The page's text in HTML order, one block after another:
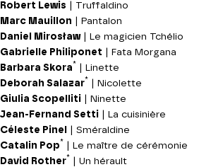
Robert Lewis | Truffaldino
Marc Mauillon | Pantalon
Daniel Mirosław| Le magicien Tchélio
Gabrielle Philiponet | Fata Morgana
Barbara Skora*
| Linette
Deborah Salazar*
| Nicolette
Giulia Scopelliti | Ninette
Jean-Fernand Setti | La cuisinière
Céleste Pinel
| Sméraldine
Catalin Pop*
| Le maître de cérémonie
David Rother* | Un hérault